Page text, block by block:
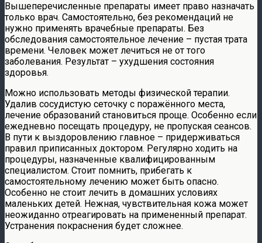
Вышеперечисленные препараты имеет право назначать
только врач. Самостоятельно, без рекомендаций не
нужно применять врачебные препараты. Без
обследования самостоятельное лечение – пустая трата
времени. Человек может лечиться не от того
заболевания. Результат – ухудшения состояния
здоровья.
Можно использовать методы физической терапии.
Удалив сосудистую сеточку с поражённого места,
лечение образований становиться проще. Особенно если
ежедневно посещать процедуру, не пропуская сеансов.
В пути к выздоровлению главное – придерживаться
правил приписанных доктором. Регулярно ходить на
процедуры, назначенные квалифицированным
специалистом. Стоит помнить, прибегать к
самостоятельному лечению может быть опасно.
Особенно не стоит лечить в домашних условиях
маленьких детей. Нежная, чувствительная кожа может
неожиданно отреагировать на примененный препарат.
Устранения покраснения будет сложнее.